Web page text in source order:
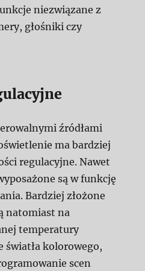
niezwiązane z
głośniki czy
źródłami
ma bardziej
regulacyjne. Nawet
są w funkcję
Bardziej złożone
natomiast na
temperatury
światła kolorowego,
scen